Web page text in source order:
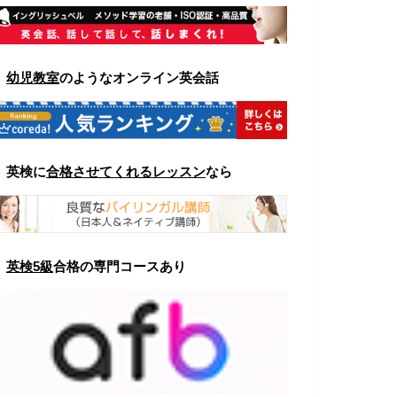
幼児教室のようなオンライン英会話
英検に合格させてくれるレッスンなら
英検5級合格の専門コースあり